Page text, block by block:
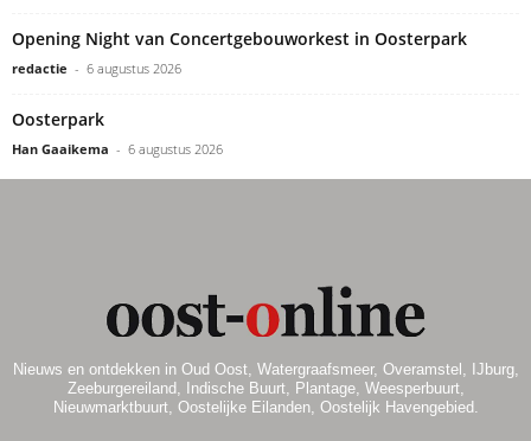
Opening Night van Concertgebouworkest in Oosterpark
redactie - 6 augustus 2026
Oosterpark
Han Gaaikema - 6 augustus 2026
Nieuws en ontdekken in Oud Oost, Watergraafsmeer, Overamstel, IJburg,
Zeeburgereiland, Indische Buurt, Plantage, Weesperbuurt,
Nieuwmarktbuurt, Oostelijke Eilanden, Oostelijk Havengebied.